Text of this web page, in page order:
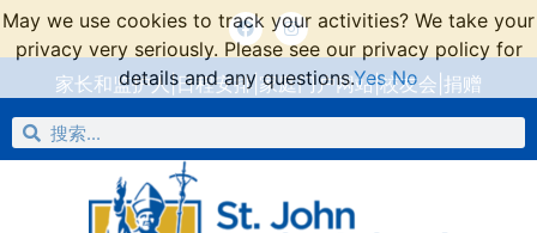
家长和监护人|日程安排| 家庭门户网站|校友会 捐赠
May we use cookies to track your activities? We take your
privacy very seriously. Please see our privacy policy for
details and any questions.Yes No